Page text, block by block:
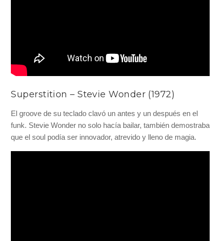
Superstition – Stevie Wonder (1972)
El groove de su teclado clavó un antes y un después en el
funk. Stevie Wonder no solo hacía bailar, también demostraba
que el soul podía ser innovador, atrevido y lleno de magia.